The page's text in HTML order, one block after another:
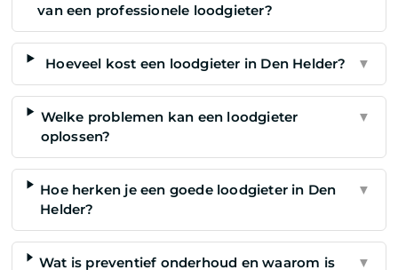
van een professionele loodgieter?
Hoeveel kost een loodgieter in Den Helder? ▼
Welke problemen kan een loodgieter
oplossen?
▼
Hoe herken je een goede loodgieter in Den
Helder?
▼
Wat is preventief onderhoud en waarom is
▼